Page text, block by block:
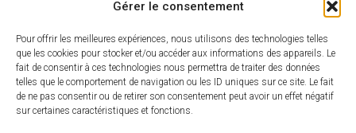
Gérer le consentement
Pour offrir les meilleures expériences, nous utilisons des technologies telles
que les cookies pour stocker et/ou accéder aux informations des appareils. Le
fait de consentir à ces technologies nous permettra de traiter des données
telles que le comportement de navigation ou les ID uniques sur ce site. Le fait
de ne pas consentir ou de retirer son consentement peut avoir un effet négatif
sur certaines caractéristiques et fonctions.
e
4
5